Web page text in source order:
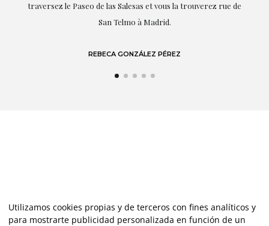
traversez le Paseo de las Salesas et vous la trouverez rue de
San Telmo à Madrid.
REBECA GONZÁLEZ PÉREZ
Utilizamos cookies propias y de terceros con fines analíticos y
para mostrarte publicidad personalizada en función de un